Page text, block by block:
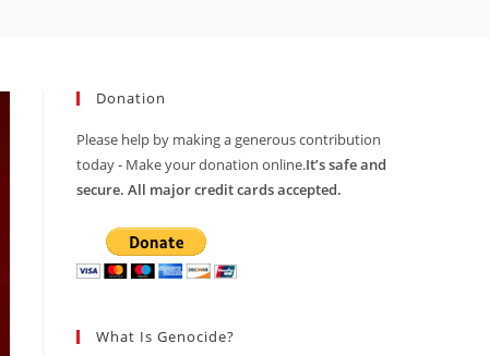
Donation
Please help by making a generous contribution
today - Make your donation online.It’s safe and
secure. All major credit cards accepted.
What Is Genocide?